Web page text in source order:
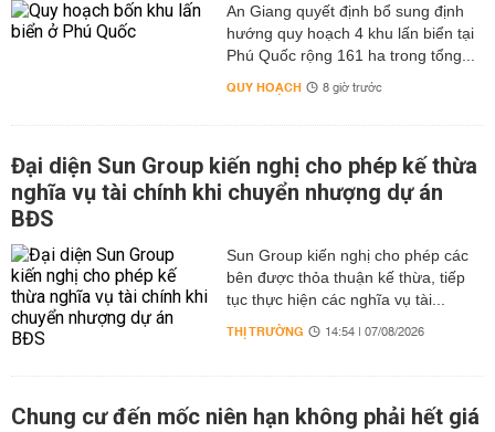
An Giang quyết định bổ sung định
hướng quy hoạch 4 khu lấn biển tại
Phú Quốc rộng 161 ha trong tổng...
QUY HOẠCH 8 giờ trước
Đại diện Sun Group kiến nghị cho phép kế thừa
nghĩa vụ tài chính khi chuyển nhượng dự án
BĐS
Sun Group kiến nghị cho phép các
bên được thỏa thuận kế thừa, tiếp
tục thực hiện các nghĩa vụ tài...
THỊ TRƯỜNG 14:54 | 07/08/2026
Chung cư đến mốc niên hạn không phải hết giá